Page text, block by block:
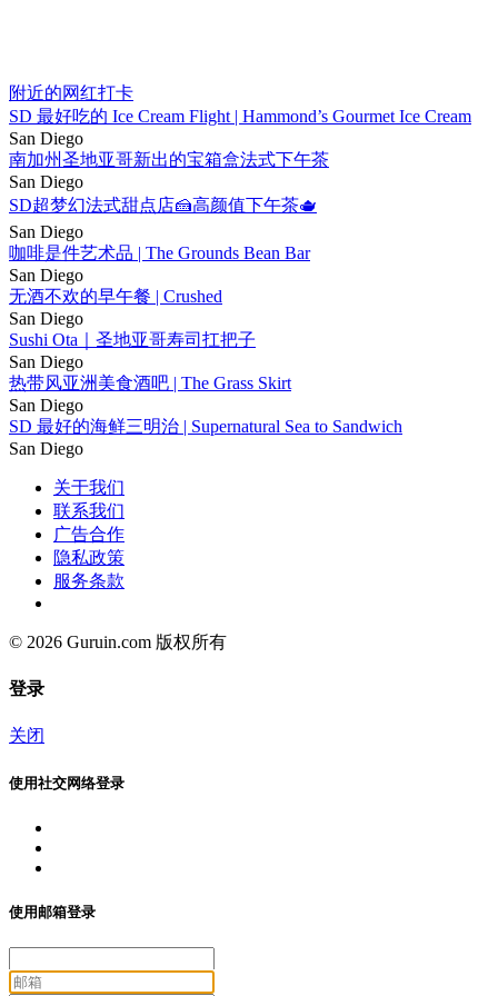
附近的网红打卡
SD 最好吃的 Ice Cream Flight | Hammond’s Gourmet Ice Cream
San Diego
南加州圣地亚哥新出的宝箱盒法式下午茶
San Diego
SD超梦幻法式甜点店🍰高颜值下午茶🫖
San Diego
咖啡是件艺术品 | The Grounds Bean Bar
San Diego
无酒不欢的早午餐 | Crushed
San Diego
Sushi Ota｜圣地亚哥寿司扛把子
San Diego
热带风亚洲美食酒吧 | The Grass Skirt
San Diego
SD 最好的海鲜三明治 | Supernatural Sea to Sandwich
San Diego
关于我们
联系我们
广告合作
隐私政策
服务条款
© 2026 Guruin.com 版权所有
登录
关闭
使用社交网络登录
使用邮箱登录